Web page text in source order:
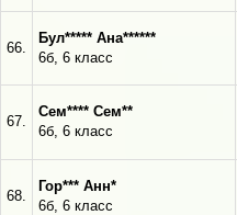
66.
Бул***** Ана******
6б, 6 класс
67.
Сем**** Сем**
6б, 6 класс
68.
Гор*** Анн*
6б, 6 класс